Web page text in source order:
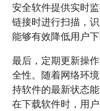
安全软件提供实时
链接时进行扫描，
能够有效降低用户
最后，定期更新操
全性。随着网络环
持软件的最新状态
在下载软件时，用